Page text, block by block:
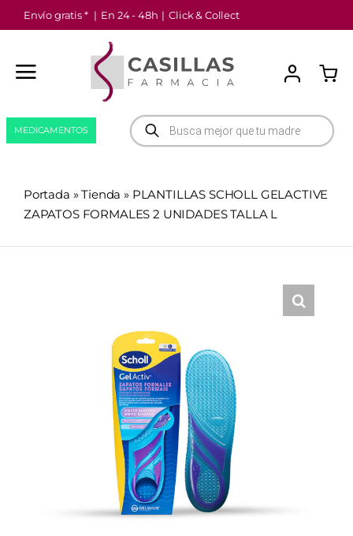
Saltar
al
Envío gratis * | En 24 - 48h | Click & Collect
Búsqueda
de
productos
MEDICAMENTOS
Portada »Tienda » PLANTILLAS SCHOLL GELACTIVE
ZAPATOS FORMALES 2 UNIDADES TALLA L